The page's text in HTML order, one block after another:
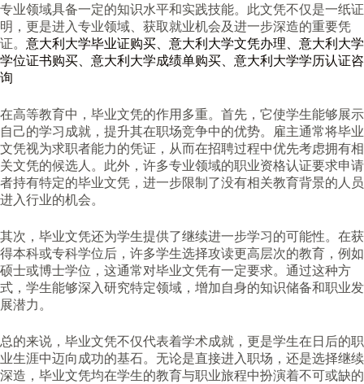
专业领域具备一定的知识水平和实践技能。此文凭不仅是一纸证
明，更是进入专业领域、获取就业机会及进一步深造的重要凭
证。 意大利大学毕业证购买、意大利大学文凭办理、意大利大学
学位证书购买、意大利大学成绩单购买、意大利大学学历认证咨
询
在高等教育中，毕业文凭的作用多重。首先，它使学生能够展示
自己的学习成就，提升其在职场竞争中的优势。雇主通常将毕业
文凭视为求职者能力的凭证，从而在招聘过程中优先考虑拥有相
关文凭的候选人。此外，许多专业领域的职业资格认证要求申请
者持有特定的毕业文凭，进一步限制了没有相关教育背景的人员
进入行业的机会。
其次，毕业文凭还为学生提供了继续进一步学习的可能性。在获
得本科或专科学位后，许多学生选择攻读更高层次的教育，例如
硕士或博士学位，这通常对毕业文凭有一定要求。通过这种方
式，学生能够深入研究特定领域，增加自身的知识储备和职业发
展潜力。
总的来说，毕业文凭不仅代表着学术成就，更是学生在日后的职
业生涯中迈向成功的基石。无论是直接进入职场，还是选择继续
深造，毕业文凭均在学生的教育与职业旅程中扮演着不可或缺的